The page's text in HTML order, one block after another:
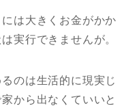
は大きくお金がかか
実行できませんが。
のは生活的に現実じ
から出なくていいと